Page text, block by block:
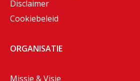
Disclaimer
Cookiebeleid
ORGANISATIE
Missie & Visie